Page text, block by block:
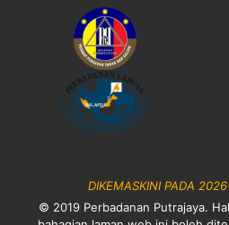
DIKEMASKINI PADA
© 2019 Perbadanan Putrajaya.